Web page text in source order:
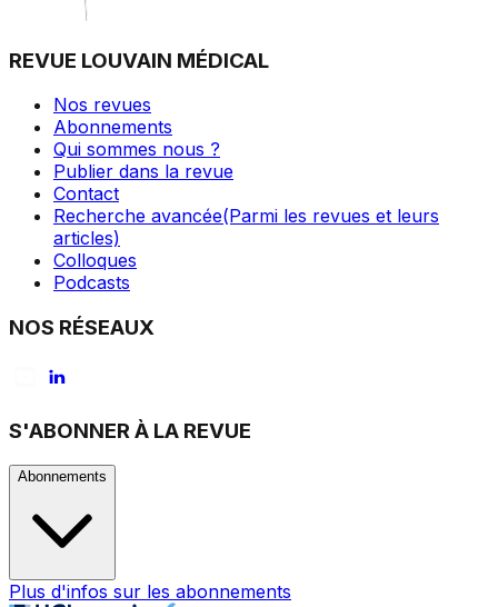
REVUE LOUVAIN MÉDICAL
Nos revues
Abonnements
Qui sommes nous ?
Publier dans la revue
Contact
Recherche avancée(Parmi les revues et leurs
articles)
Colloques
Podcasts
NOS RÉSEAUX
S'ABONNER À LA REVUE
Abonnements
Plus d'infos sur les abonnements